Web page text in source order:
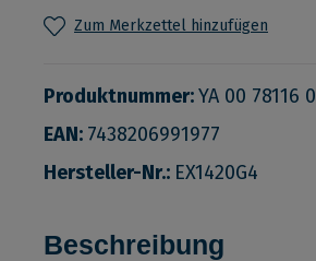
Zum Merkzettel hinzufügen
Produktnummer:YA 00 78116 0
EAN: 7438206991977
Hersteller-Nr.: EX1420G4
Beschreibung